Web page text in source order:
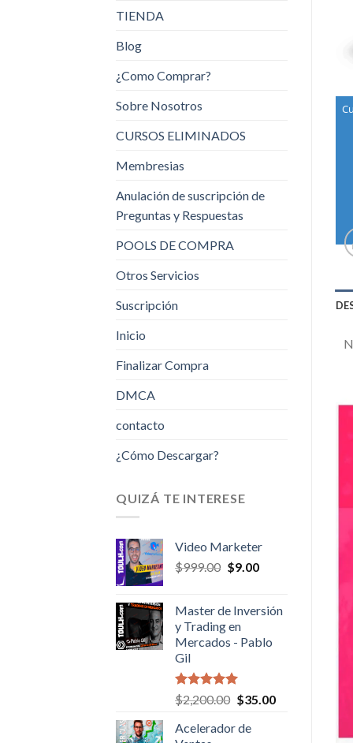
TIENDA
Blog
¿Como Comprar?
Sobre Nosotros
CURSOS ELIMINADOS
Membresias
Anulación de suscripción de
Preguntas y Respuestas
POOLS DE COMPRA
Otros Servicios
Suscripción
Inicio
Finalizar Compra
DMCA
contacto
¿Cómo Descargar?
QUIZÁ TE INTERESE
Video Marketer
$999.00 Original
$999.00.
$9.00Current
$9.00.
Master de Inversión
y Trading en
Mercados - Pablo
Gil
Valorado en
5.00
$2,200.00 Original
was:
$35.00Current
Acelerador de